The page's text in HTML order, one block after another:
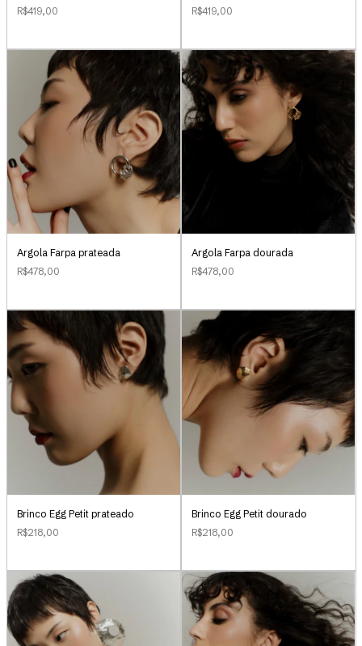
R$419,00
R$419,00
Argola Farpa prateada
R$478,00
Argola Farpa dourada
R$478,00
Brinco Egg Petit prateado
R$218,00
Brinco Egg Petit dourado
R$218,00